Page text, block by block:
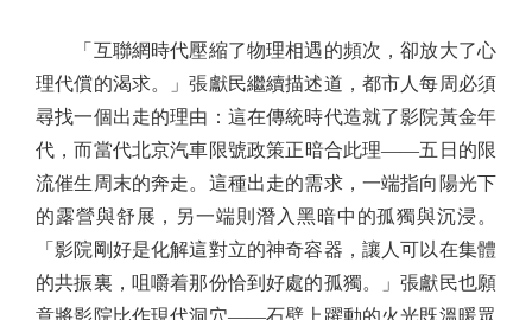
「互聯網時代壓縮了物理相遇的頻次，卻放大了心
理代償的渴求。」張獻民繼續描述道，都市人每周必須
尋找一個出走的理由：這在傳統時代造就了影院黃金年
代，而當代北京汽車限號政策正暗合此理——五日的限
流催生周末的奔走。這種出走的需求，一端指向陽光下
的露營與舒展，另一端則潛入黑暗中的孤獨與沉浸。
「影院剛好是化解這對立的神奇容器，讓人可以在集體
的共振裏，咀嚼着那份恰到好處的孤獨。」張獻民也願
意將影院比作現代洞穴——石壁上躍動的火光既溫暖眾